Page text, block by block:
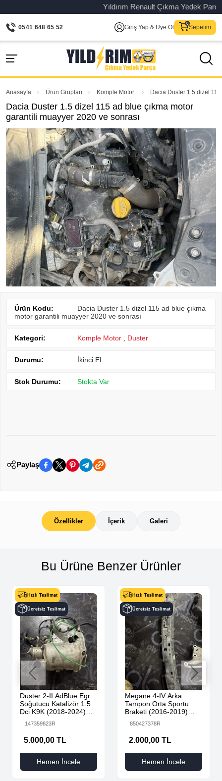
Yıldırım Renault Çıkma Yedek
0541 648 65 52 Giriş Yap & Üye Ol Sepetim
Anasayfa Ürün Grupları Komple Motor Dacia Duster 1.5 dizel
Dacia Duster 1.5 dizel 115 ad blue çıkma motor
garantili muayyer 2020 ve sonrası
Ürün Kodu:
Dacia Duster 1.5 dizel 115 ad blue çıkma
motor garantili muayyer 2020 ve sonrası
Kategori: Komple Motor Duster
Durumu: İkinci El
Stok Durumu: Stokta Var
Paylaş
Özellikler İçerik Galeri
Bu Ürüne Benzer Ürünler
Hızlı Teslimat
Ücretsiz Teslimat
Duster 2-II AdBlue Egr
Soğutucu Katalizör 1.5
Dci K9K (2018-2024)
Çıkma
147359823R
5.000,00 TL
Hemen İncele
Hızlı Teslimat
Ücretsiz Teslimat
Megane 4-IV Arka
Tampon Orta Sportu
Braketi (2016-2019)
Mais
850427378R
2.000,00 TL
Hemen İncele